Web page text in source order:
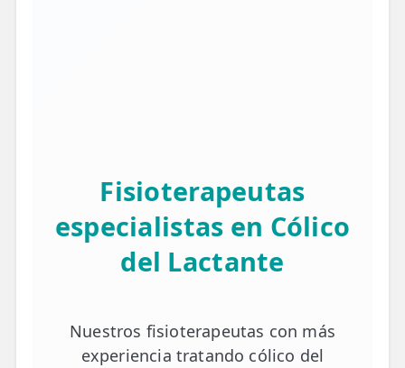
Fisioterapeutas
especialistas en Cólico
del Lactante
Nuestros fisioterapeutas con más
experiencia tratando cólico del